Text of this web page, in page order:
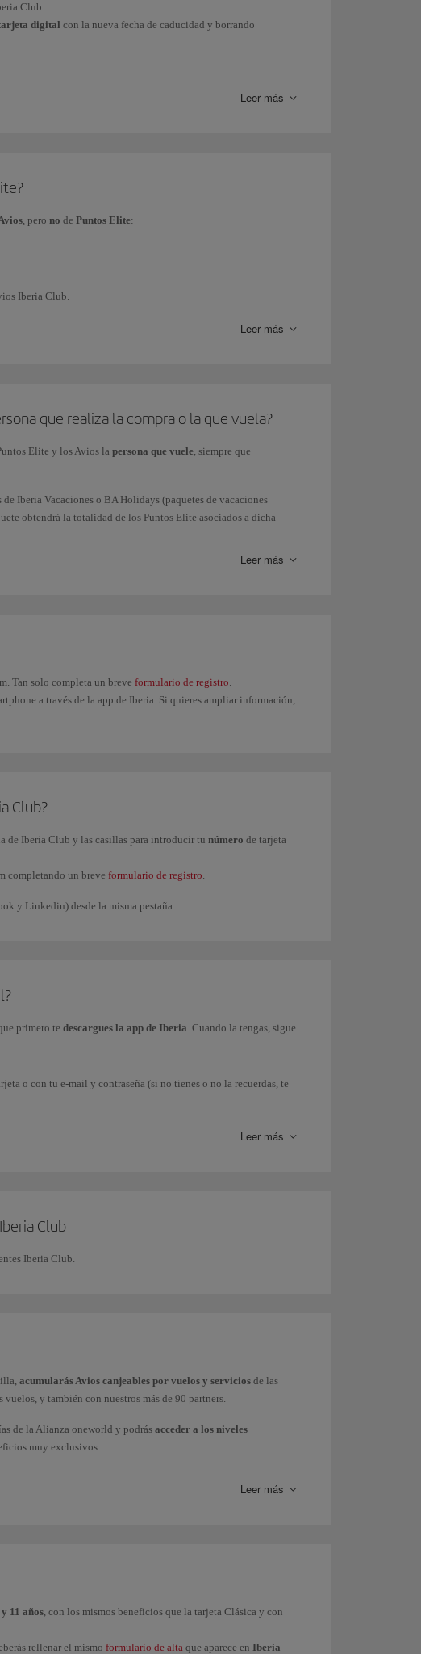
Club > Avios.
al adquirir
Club.
digital con la nueva fecha de caducidad y borrando
Leer más
, pero no de Puntos Elite:
Iberia Club.
o por participar).
Elite por Avios ganados solo aplica a las compras realizadas a
Leer más
que realiza la compra o la que vuela?
Elite y los Avios la persona que vuele, siempre que
de Iberia Vacaciones o BA Holidays (paquetes de vacaciones
obtendrá la totalidad de los Puntos Elite asociados a dicha
Leer más
Tan solo completa un breve formulario de registro.
a través de la app de Iberia. Si quieres ampliar información,
Club?
de Iberia Club y las casillas para introducir tu número de tarjeta
completando un breve formulario de registro.
y Linkedin) desde la misma pestaña.
primero te descargues la app de Iberia. Cuando la tengas, sigue
o con tu e-mail y contraseña (si no tienes o no la recuerdas, te
(o app instalada), de manera que puedas mostrar la tarjeta ante
Leer más
Club
Iberia Club.
acumularás Avios canjeables por vuelos y servicios de las
y también con nuestros más de 90 partners.
de la Alianza oneworld y podrásacceder a los niveles
muy exclusivos:
Leer más
11 años, con los mismos beneficios que la tarjeta Clásica y con
rellenar el mismo formulario de alta que aparece en Iberia